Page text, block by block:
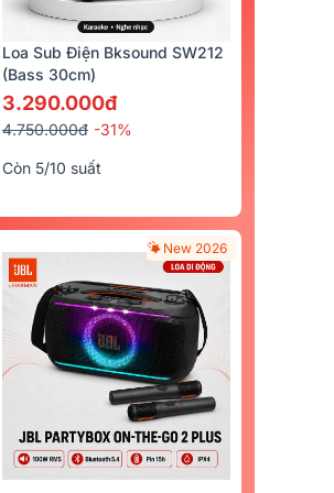
Bán Chạy Trả Góp 0%
Loa Sub Điện Bksound SW212
(bass 30cm)
3.290.000đ
4.750.000đ -31%
Còn 5/10 suất
New 2026